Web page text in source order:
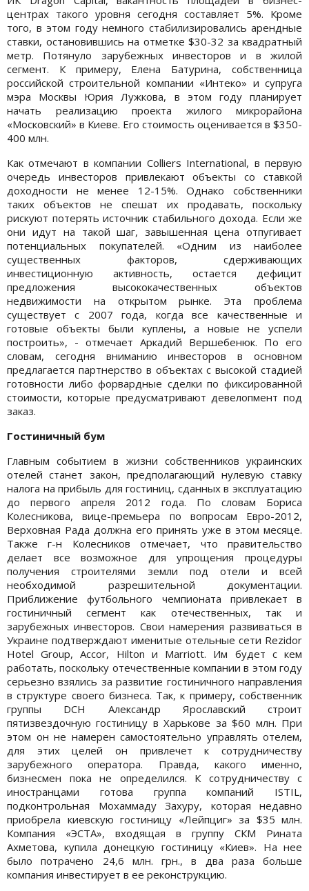
центрах такого уровня сегодня составляет 5%. Кроме
того, в этом году немного стабилизировались арендные
ставки, остановившись на отметке $30-32 за квадратный
метр. Потянуло зарубежных инвесторов и в жилой
сегмент. К примеру, Елена Батурина, собственница
российской строительной компании «Интеко» и супруга
мэра Москвы Юрия Лужкова, в этом году планирует
начать реализацию проекта жилого микрорайона
«Московский» в Киеве. Его стоимость оценивается в $350-
400 млн.
Как отмечают в компании Colliers International, в первую
очередь инвесторов привлекают объекты со ставкой
доходности не менее 12-15%. Однако собственники
таких объектов не спешат их продавать, поскольку
рискуют потерять источник стабильного дохода. Если же
они идут на такой шаг, завышенная цена отпугивает
потенциальных покупателей. «Одним из наиболее
существенных факторов, сдерживающих
инвестиционную активность, остается дефицит
предложения высококачественных объектов
недвижимости на открытом рынке. Эта проблема
существует с 2007 года, когда все качественные и
готовые объекты были куплены, а новые не успели
построить», - отмечает Аркадий Вершебенюк. По его
словам, сегодня вниманию инвесторов в основном
предлагается партнерство в объектах с высокой стадией
готовности либо форвардные сделки по фиксированной
стоимости, которые предусматривают девелопмент под
заказ.
Гостиничный бум
Главным событием в жизни собственников украинских
отелей станет закон, предполагающий нулевую ставку
налога на прибыль для гостиниц, сданных в эксплуатацию
до первого апреля 2012 года. По словам Бориса
Колесникова, вице-премьера по вопросам Евро-2012,
Верховная Рада должна его принять уже в этом месяце.
Также г-н Колесников отмечает, что правительство
делает все возможное для упрощения процедуры
получения строителями земли под отели и всей
необходимой разрешительной документации.
Приближение футбольного чемпионата привлекает в
гостиничный сегмент как отечественных, так и
зарубежных инвесторов. Свои намерения развиваться в
Украине подтверждают именитые отельные сети Rezidor
Hotel Group, Accor, Hilton и Marriott. Им будет с кем
работать, поскольку отечественные компании в этом году
серьезно взялись за развитие гостиничного направления
в структуре своего бизнеса. Так, к примеру, собственник
группы DCH Александр Ярославский строит
пятизвездочную гостиницу в Харькове за $60 млн. При
этом он не намерен самостоятельно управлять отелем,
для этих целей он привлечет к сотрудничеству
зарубежного оператора. Правда, какого именно,
бизнесмен пока не определился. К сотрудничеству с
иностранцами готова группа компаний ISTIL,
подконтрольная Мохаммаду Захуру, которая недавно
приобрела киевскую гостиницу «Лейпциг» за $35 млн.
Компания «ЭСТА», входящая в группу СКМ Рината
Ахметова, купила донецкую гостиницу «Киев». На нее
было потрачено 24,6 млн. грн., в два раза больше
компания инвестирует в ее реконструкцию.